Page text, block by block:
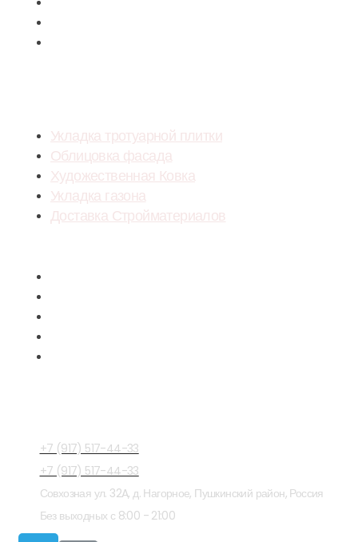
Укладка тротуарной плитки
Облицовка фасада
Художественная Ковка
Укладка газона
Доставка Стройматериалов
+7 (917) 517-44-33
+7 (917) 517-44-33
Совхозная ул. 32A, д. Нагорное, Пушкинский район, Россия
Без выходных с 8:00 - 21:00